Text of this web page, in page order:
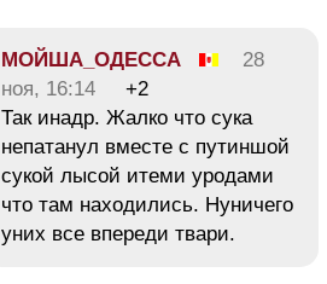
МОЙША_ОДЕССА
28
ноя, 16:14
+2
Так инадр. Жалко что сука
непатанул вместе с путиншой
сукой лысой итеми уродами
что там находились. Нуничего
уних все впереди твари.